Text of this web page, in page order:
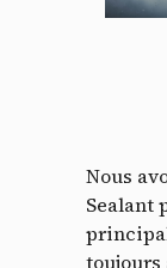
Nous
Sealant
toujours